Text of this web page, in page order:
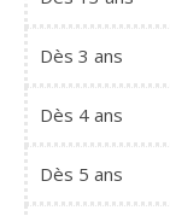
Dès 3 ans
Dès 4 ans
Dès 5 ans